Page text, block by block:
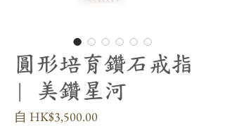
圓形培育鑽石戒指
| 美鑽星河
自 HK$3,500.00促